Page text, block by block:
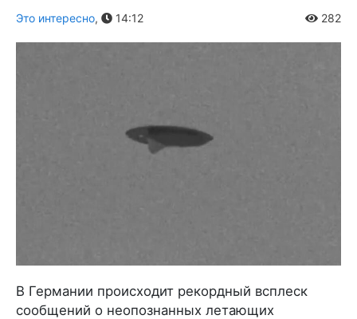
Это интересно, 14:12 282
В Германии происходит рекордный всплеск
сообщений о неопознанных летающих